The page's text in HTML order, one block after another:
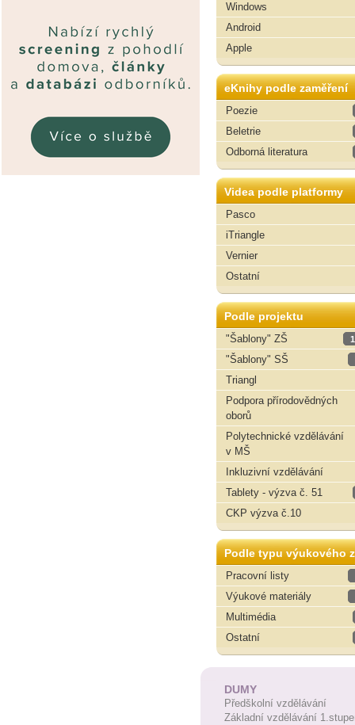
Windows
Android
Apple
eKnihy podle zaměření
Poezie
Beletrie
Odborná literatura
Videa podle platformy
Pasco
iTriangle
Vernier
Ostatní
Podle projektu
"Šablony" ZŠ
"Šablony" SŠ
Triangl
Podpora přírodovědných
oborů
Polytechnické vzdělávání
v MŠ
Inkluzivní vzdělávání
Tablety - výzva č. 51
CKP výzva č.10
Podle typu výukového
Pracovní listy
Výukové materiály
Multimédia
Ostatní
DUMY
Předškolní vzdělávání
Základní vzdělávání